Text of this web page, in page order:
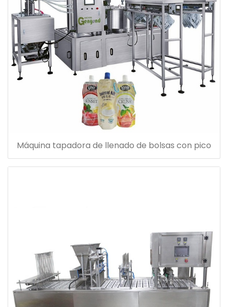
Máquina tapadora de llenado de bolsas con pico